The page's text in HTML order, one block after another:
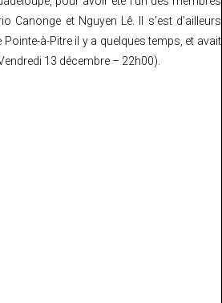
et Nguyen Lê. Il s’est d’ailleurs
à-Pitre il y a quelques temps, et avait
13 décembre – 22h00).